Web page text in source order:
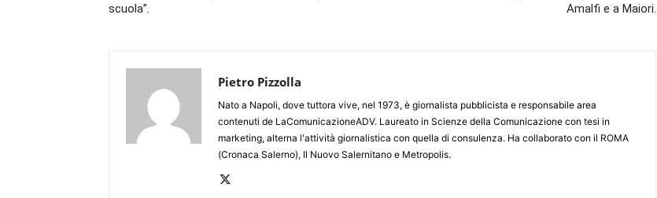
scuola”.
Amalfi e a Maiori.
Pietro Pizzolla
Nato a Napoli, dove tuttora vive, nel 1973, è giornalista pubblicista e responsabile area
contenuti de LaComunicazioneADV. Laureato in Scienze della Comunicazione con tesi in
marketing, alterna l'attività giornalistica con quella di consulenza. Ha collaborato con il ROMA
(Cronaca Salerno), Il Nuovo Salernitano e Metropolis.